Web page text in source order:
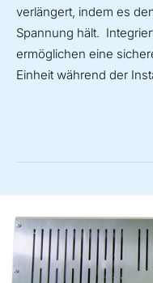
verlängert, indem es
Spannung hält.
ermöglichen eine
Einheit während der